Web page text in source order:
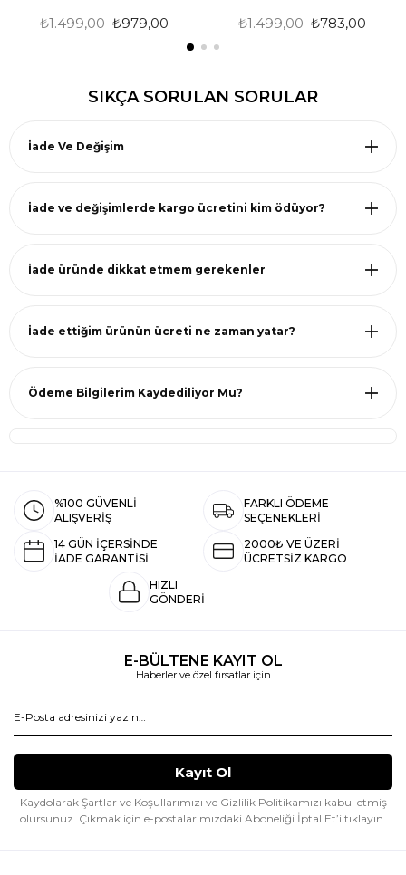
₺979,00
₺1.499,00 ₺783,00
₺1.499,00
SIKÇA SORULAN SORULAR
İade Ve Değişim
İade ve değişimlerde kargo ücretini kim ödüyor?
İade üründe dikkat etmem gerekenler
İade ettiğim ürünün ücreti ne zaman yatar?
Ödeme Bilgilerim Kaydediliyor Mu?
%100 GÜVENLİ
ALIŞVERİŞ
FARKLI ÖDEME
SEÇENEKLERİ
14 GÜN İÇERSİNDE
İADE GARANTİSİ
2000₺ VE ÜZERİ
ÜCRETSİZ KARGO
HIZLI
GÖNDERİ
E-BÜLTENE KAYIT OL
Haberler ve özel fırsatlar için
Kaydolarak Şartlar ve Koşullarımızı ve Gizlilik Politikamızı kabul etmiş
olursunuz. Çıkmak için e-postalarımızdaki Aboneliği İptal Et’i tıklayın.